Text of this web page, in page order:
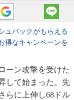
ュバックがもらえる
得なキャンペーンを
ーン攻撃を受けた
して始まった。先
らに上伸し68ドル